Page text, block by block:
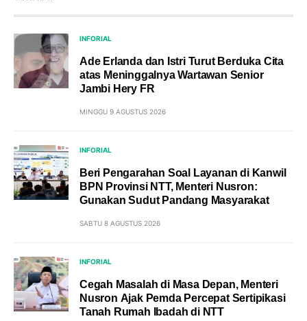
INFORIAL
Ade Erlanda dan Istri Turut Berduka Cita
atas Meninggalnya Wartawan Senior
Jambi Hery FR
MINGGU 9 AGUSTUS 2026
INFORIAL
Beri Pengarahan Soal Layanan di Kanwil
BPN Provinsi NTT, Menteri Nusron:
Gunakan Sudut Pandang Masyarakat
SABTU 8 AGUSTUS 2026
INFORIAL
Cegah Masalah di Masa Depan, Menteri
Nusron Ajak Pemda Percepat Sertipikasi
Tanah Rumah Ibadah di NTT